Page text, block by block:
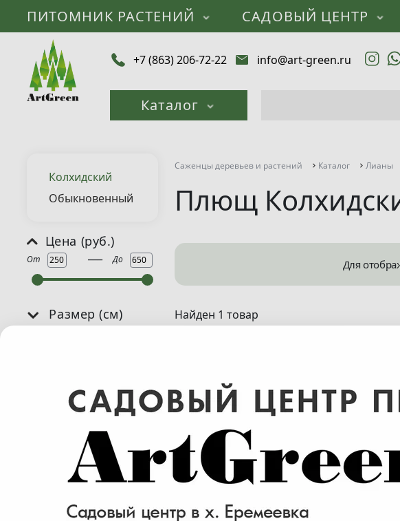
ПИТОМНИК РАСТЕНИЙ САДОВЫЙ ЦЕНТР
+7 (863) 206-72-22 info@art-green.ru
Каталог
Колхидский
Обыкновенный
Цена (руб.)
От До
Размер (см)
Саженцы деревьев и растений Каталог Лианы
Плющ
Для
Найден 1 товар